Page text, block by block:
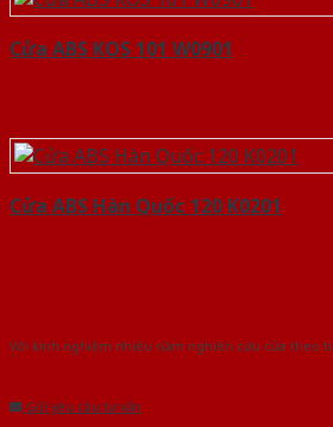
Cửa ABS KOS 101 W0901
Cửa ABS Hàn Quốc 120 K0201
Với kinh nghiệm nhiêu năm nghiên cứu cửa theo
Gửi yêu cầu tư vấn